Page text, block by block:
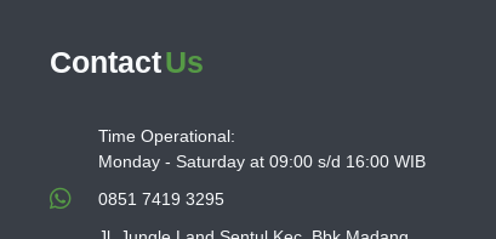
ContactUs
Time Operational:
Monday - Saturday at 09:00 s/d 16:00 WIB
0851 7419 3295